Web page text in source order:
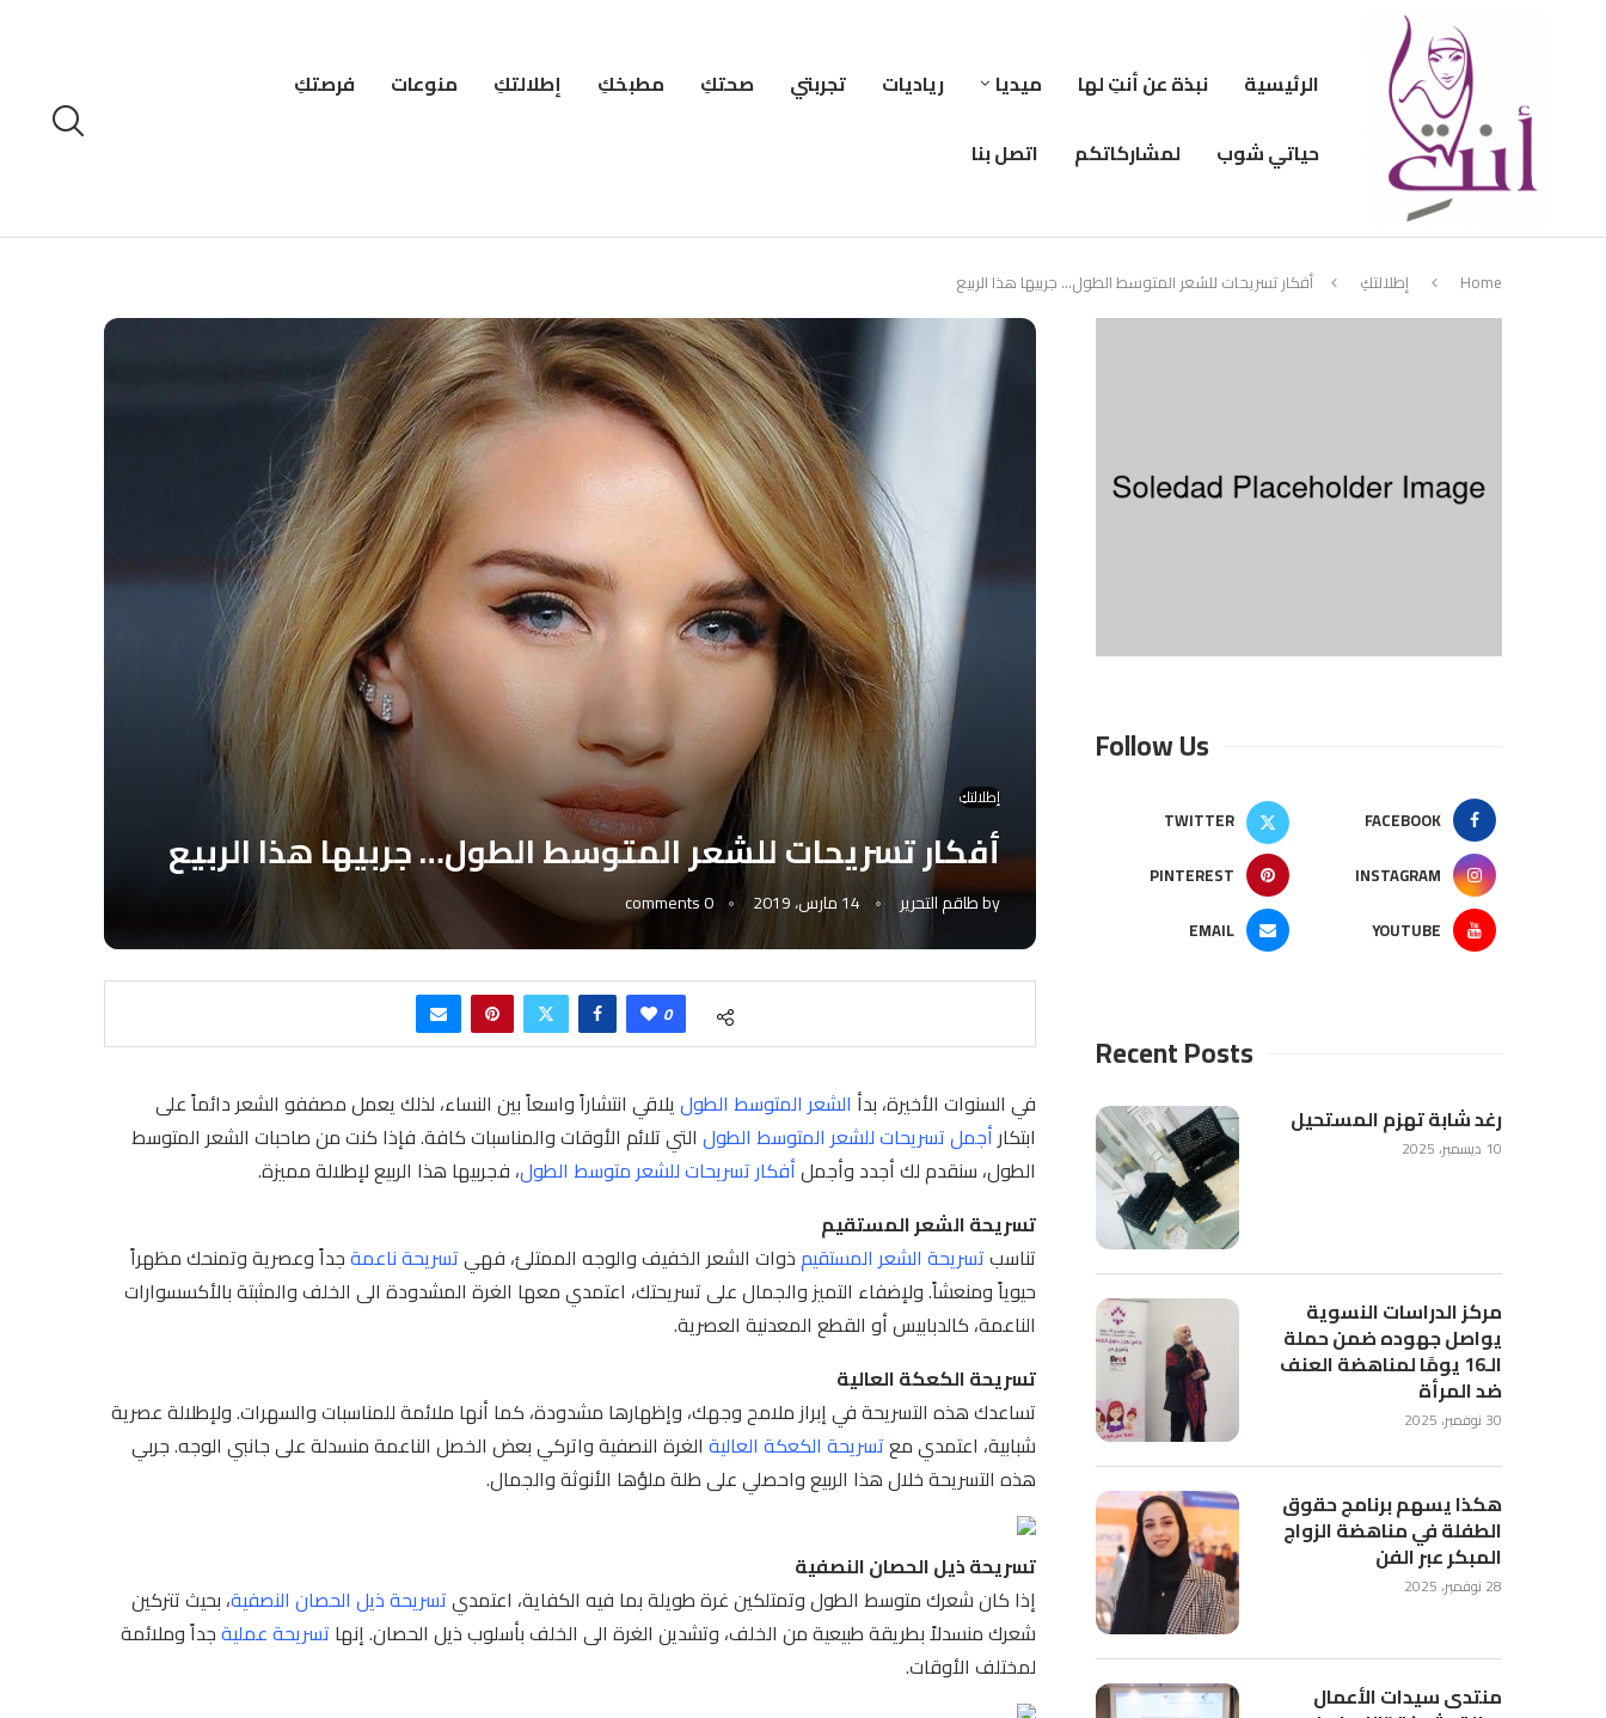
الرئيسية نبذة عن أنتِ لها ميديا رياديات تجربتي صحتكِ مطبخكِ إطلالتكِ منوعات
فرصتكِ
حياتي شوب
لمشاركاتكم اتصل بنا
Home إطلالتكِ أفكار تسريحات للشعر المتوسط الطول… جربيها هذا الربيع
إطلالتكِ
أفكار تسريحات للشعر المتوسط الطول… جربيها هذا الربيع
byطاقم التحرير 14 مارس، 2019 0 comments
0
في السنوات الأخيرة، بدأ الشعر المتوسط الطوليلاقي انتشاراً واسعاً بين النساء، لذلك يعمل مصففو الشعر دائماً على
ابتكارأجمل تسريحات للشعر المتوسط الطول التي تلائم الأوقات والمناسبات كافة. فإذا كنت من صاحبات الشعر المتوسط
الطول، سنقدم لك أجدد وأجملأفكار تسريحات للشعر متوسط الطول، فجربيها هذا الربيع لإطلالة مميزة.
تسريحة الشعر المستقيم
تناسبتسريحة الشعر المستقيمذوات الشعر الخفيف والوجه الممتلئ، فهيتسريحة ناعمةجداً وعصرية وتمنحك مظهراً
حيوياً ومنعشاً. ولإضفاء التميز والجمال على تسريحتك، اعتمدي معها الغرة المشدودة الى الخلف والمثبتة بالأكسسوارات
الناعمة، كالدبابيس أو القطع المعدنية العصرية.
تسريحة الكعكة العالية
تساعدك هذه التسريحة في إبراز ملامح وجهك، وإظهارها مشدودة، كما أنها ملائمة للمناسبات والسهرات. ولإطلالة عصرية
شبابية، اعتمدي معتسريحة الكعكة العالية الغرة النصفية واتركي بعض الخصل الناعمة منسدلة على جانبي الوجه. جربي
هذه التسريحة خلال هذا الربيع واحصلي على طلة ملؤها الأنوثة والجمال.
تسريحة ذيل الحصان النصفية
إذا كان شعرك متوسط الطول وتمتلكين غرة طويلة بما فيه الكفاية، اعتمديتسريحة ذيل الحصان النصفية، بحيث تتركين
شعرك منسدلاً بطريقة طبيعية من الخلف، وتشدين الغرة الى الخلف بأسلوب ذيل الحصان. إنها تسريحة عمليةجداً وملائمة
لمختلف الأوقات.
Follow Us
FACEBOOK
TWITTER
INSTAGRAM
PINTEREST
YOUTUBE
EMAIL
Recent Posts
رغد شابة تهزم المستحيل
10 ديسمبر، 2025
مركز الدراسات النسوية
يواصل جهوده ضمن حملة
الـ16 يومًا لمناهضة العنف
ضد المرأة
30 نوفمبر، 2025
هكذا يسهم برنامج حقوق
الطفلة في مناهضة الزواج
المبكر عبر الفن
28 نوفمبر، 2025
منتدى سيدات الأعمال